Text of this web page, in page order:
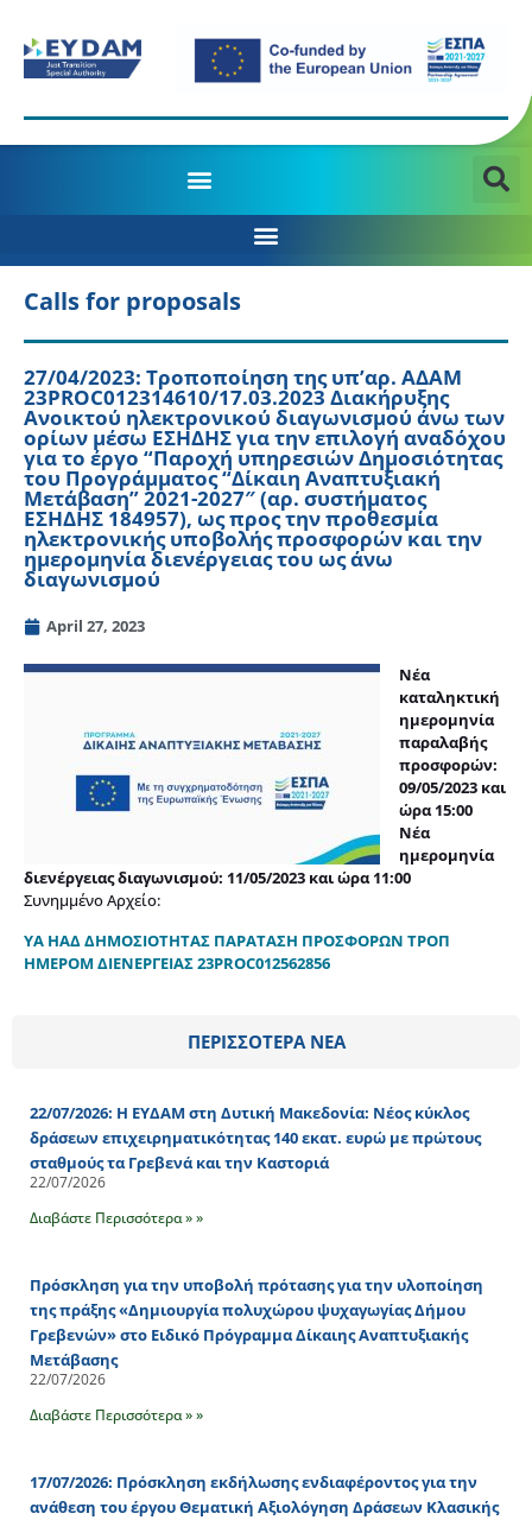
Calls for proposals
27/04/2023: Tροποποίηση της υπ’αρ. ΑΔΑΜ
23PROC012314610/17.03.2023 Διακήρυξης
Ανοικτού ηλεκτρονικού διαγωνισμού άνω των
ορίων μέσω ΕΣΗΔΗΣ για την επιλογή αναδόχου
για το έργο “Παροχή υπηρεσιών Δημοσιότητας
του Προγράμματος “Δίκαιη Αναπτυξιακή
Μετάβαση” 2021-2027″ (αρ. συστήματος
ΕΣΗΔΗΣ 184957), ως προς την προθεσμία
ηλεκτρονικής υποβολής προσφορών και την
ημερομηνία διενέργειας του ως άνω
διαγωνισμού
April 27, 2023
Νέα
καταληκτική
ημερομηνία
παραλαβής
προσφορών:
09/05/2023 και
ώρα 15:00
Νέα
ημερομηνία
διενέργειας διαγωνισμού: 11/05/2023 και ώρα 11:00
Συνημμένο Αρχείο:
ΥΑ ΗΑΔ ΔΗΜΟΣΙΟΤΗΤΑΣ ΠΑΡΑΤΑΣΗ ΠΡΟΣΦΟΡΩΝ ΤΡΟΠ
ΗΜΕΡΟΜ ΔΙΕΝΕΡΓΕΙΑΣ 23PROC012562856
ΠΕΡΙΣΣΟΤΕΡΑ ΝΕΑ
22/07/2026: Η ΕΥΔΑΜ στη Δυτική Μακεδονία: Νέος κύκλος
δράσεων επιχειρηματικότητας 140 εκατ. ευρώ με πρώτους
σταθμούς τα Γρεβενά και την Καστοριά
22/07/2026
Διαβάστε Περισσότερα » »
Πρόσκληση για την υποβολή πρότασης για την υλοποίηση
της πράξης «Δημιουργία πολυχώρου ψυχαγωγίας Δήμου
Γρεβενών» στο Ειδικό Πρόγραμμα Δίκαιης Αναπτυξιακής
Μετάβασης
22/07/2026
Διαβάστε Περισσότερα » »
17/07/2026: Πρόσκληση εκδήλωσης ενδιαφέροντος για την
ανάθεση του έργου Θεματική Αξιολόγηση Δράσεων Κλασικής